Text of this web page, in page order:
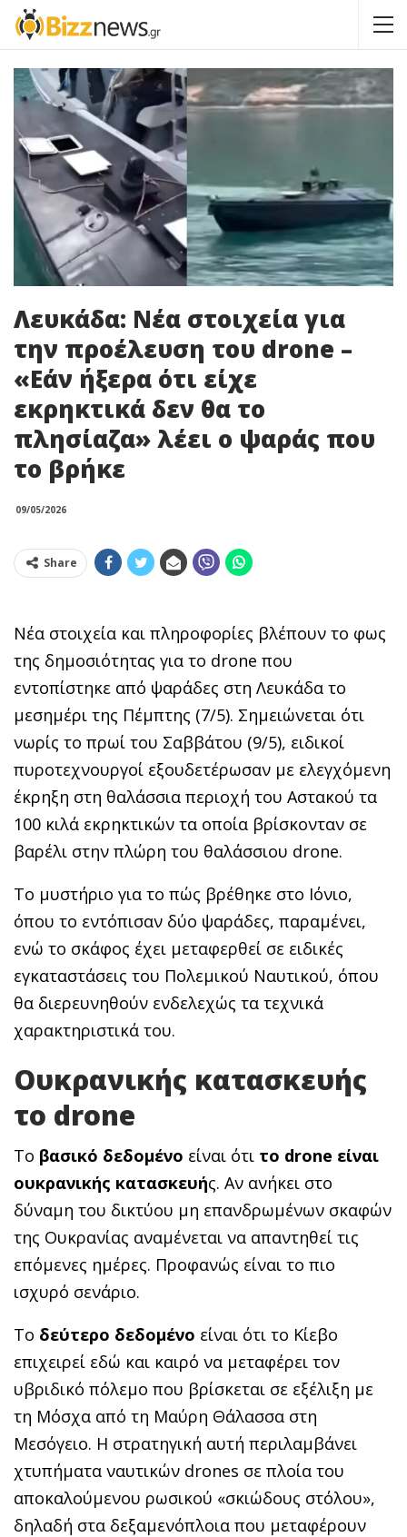
Λευκάδα: Νέα στοιχεία για
την προέλευση του drone –
«Εάν ήξερα ότι είχε
εκρηκτικά δεν θα το
πλησίαζα» λέει ο ψαράς που
το βρήκε
09/05/2026
Share
Νέα στοιχεία και πληροφορίες βλέπουν το φως
της δημοσιότητας για το drone που
εντοπίστηκε από ψαράδες στη Λευκάδα το
μεσημέρι της Πέμπτης (7/5). Σημειώνεται ότι
νωρίς το πρωί του Σαββάτου (9/5), ειδικοί
πυροτεχνουργοί εξουδετέρωσαν με ελεγχόμενη
έκρηξη στη θαλάσσια περιοχή του Αστακού τα
100 κιλά εκρηκτικών τα οποία βρίσκονταν σε
βαρέλι στην πλώρη του θαλάσσιου drone.
Το μυστήριο για το πώς βρέθηκε στο Ιόνιο,
όπου το εντόπισαν δύο ψαράδες, παραμένει,
ενώ το σκάφος έχει μεταφερθεί σε ειδικές
εγκαταστάσεις του Πολεμικού Ναυτικού, όπου
θα διερευνηθούν ενδελεχώς τα τεχνικά
χαρακτηριστικά του.
Ουκρανικής κατασκευής
το drone
Το βασικό δεδομένο είναι ότι το drone είναι
ουκρανικής κατασκευής. Αν ανήκει στο
δύναμη του δικτύου μη επανδρωμένων σκαφών
της Ουκρανίας αναμένεται να απαντηθεί τις
επόμενες ημέρες. Προφανώς είναι το πιο
ισχυρό σενάριο.
Το δεύτερο δεδομένο είναι ότι το Κίεβο
επιχειρεί εδώ και καιρό να μεταφέρει τον
υβριδικό πόλεμο που βρίσκεται σε εξέλιξη με
τη Μόσχα από τη Μαύρη Θάλασσα στη
Μεσόγειο. Η στρατηγική αυτή περιλαμβάνει
χτυπήματα ναυτικών drones σε πλοία του
αποκαλούμενου ρωσικού «σκιώδους στόλου»,
δηλαδή στα δεξαμενόπλοια που μεταφέρουν